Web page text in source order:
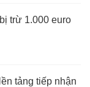
trừ 1.000 euro
tảng tiếp nhận